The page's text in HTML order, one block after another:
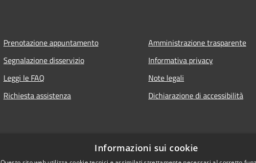
Prenotazione appuntamento
Segnalazione disservizio
Leggi le FAQ
Richiesta assistenza
Amministrazione trasparente
Informativa privacy
Note legali
Dichiarazione di accessibilità
Informazioni sui cookie